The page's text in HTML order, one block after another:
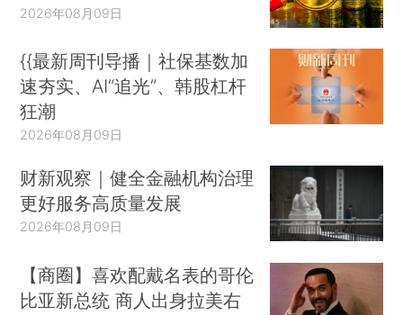
2026年08月09日
{{最新周刊导播｜社保基数加
速夯实、AI“追光”、韩股杠杆
狂潮
2026年08月09日
财新观察｜健全金融机构治理
更好服务高质量发展
2026年08月09日
【商圈】喜欢配戴名表的哥伦
比亚新总统 商人出身拉美右